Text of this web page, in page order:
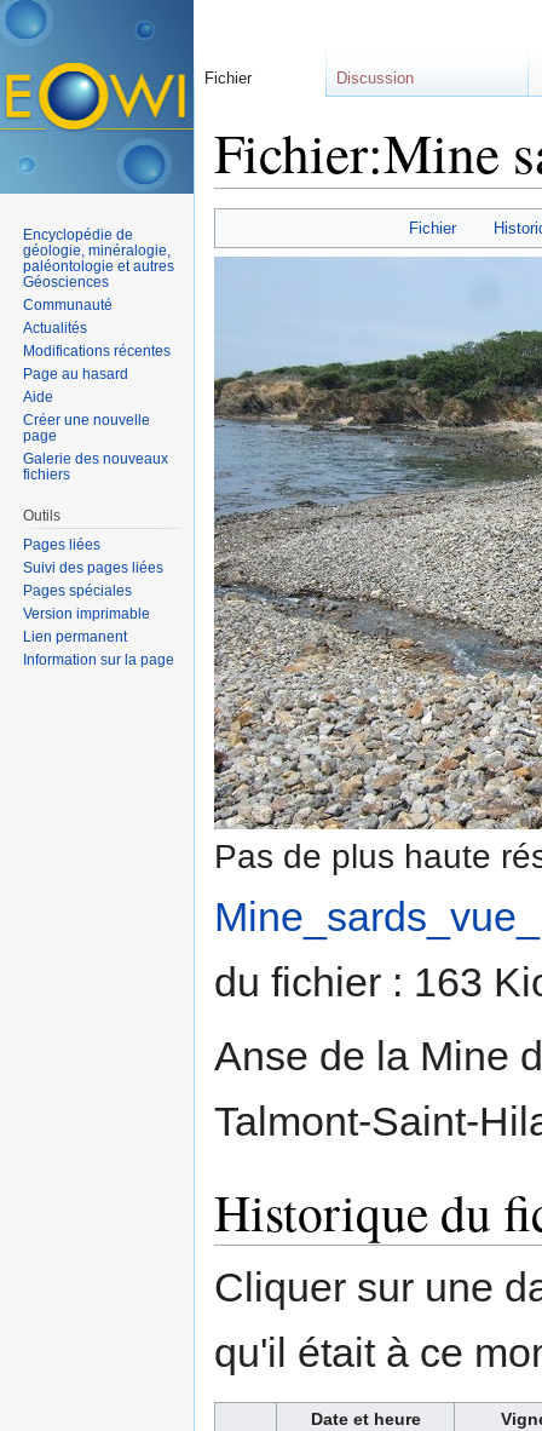
Fichier:Mine
Fichier
Pas de plus haute
du fichier : 163
Anse de la Mine
Talmont-Saint-
Historique du
Cliquer sur une
qu'il était à ce
Date et heure
Fichier Discussion
Encyclopédie de
géologie, minéralogie,
paléontologie et autres
Géosciences
Communauté
Actualités
Modifications récentes
Page au hasard
Aide
Créer une nouvelle
page
Galerie des nouveaux
fichiers
Outils
Pages liées
Suivi des pages liées
Pages spéciales
Version imprimable
Lien permanent
Information sur la page